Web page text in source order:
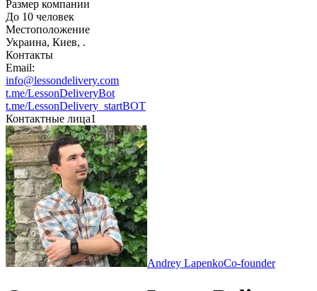
Размер компании
До 10 человек
Местоположение
Украина, Киев, .
Контакты
Email:
info@lessondelivery.com
t.me/LessonDeliveryBot
t.me/LessonDelivery_startBOT
Контактные лица1
Andrey LapenkoCo-founder